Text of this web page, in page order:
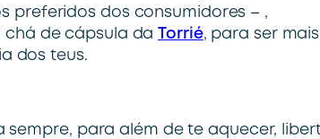
preferidos dos consumidores – ,
chá de cápsula da Torrié, para ser mais
dos teus.
para além de te aquecer,